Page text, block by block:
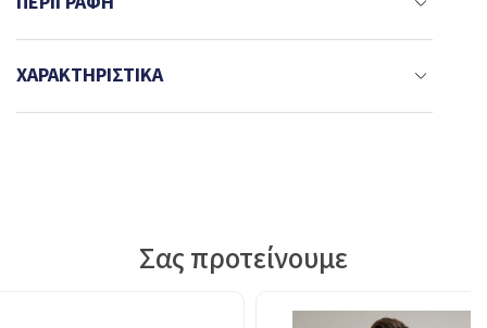
ΧΑΡΑΚΤΗΡΙΣΤΙΚΆ
Σας προτείνουμε